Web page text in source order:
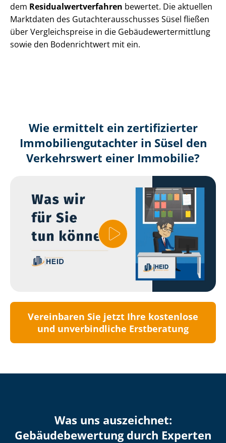
dem Re­si­du­al­wert­ver­fah­ren bewertet. Die aktuellen
Marktdaten des Gut­ach­ter­aus­schus­ses Süsel fließen
über Ver­gleichs­prei­se in die Ge­bäu­de­wert­ermitt­lung
sowie den Bodenrichtwert mit ein.
Wie ermittelt ein zertifizierter
Immobilien­gutachter in Süsel den
Verkehrswert einer Immobilie?
Vereinbaren Sie jetzt Ihre kostenlose
und unverbindliche Erstberatung
Was uns auszeichnet:
Ge­bäu­de­be­wer­tung durch Experten